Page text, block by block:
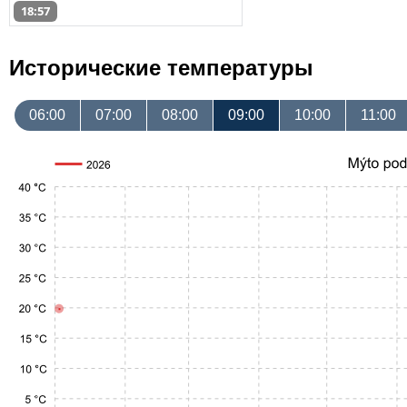
18:57
Исторические температуры
06:00 07:00 08:00 09:00 10:00 11:00